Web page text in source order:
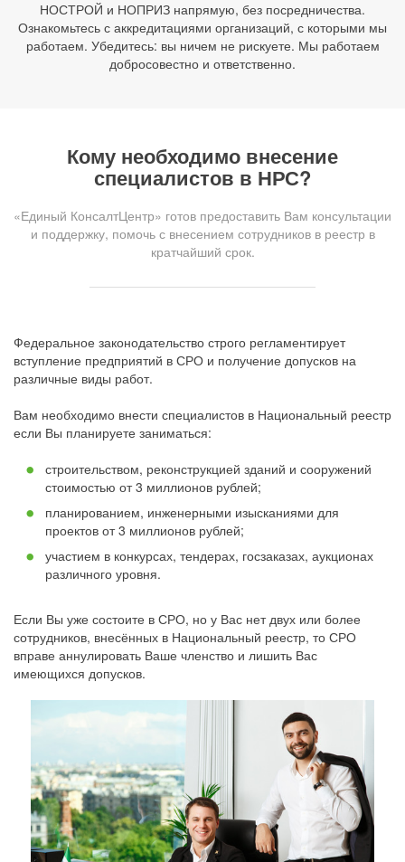
НОСТРОЙ и НОПРИЗ напрямую, без посредничества.
Ознакомьтесь с аккредитациями организаций, с которыми мы
работаем. Убедитесь: вы ничем не рискуете. Мы работаем
добросовестно и ответственно.
Кому необходимо внесение
специалистов в НРС?
«Единый КонсалтЦентр» готов предоставить Вам консультации
и поддержку, помочь с внесением сотрудников в реестр в
кратчайший срок.
Федеральное законодательство строго регламентирует
вступление предприятий в СРО и получение допусков на
различные виды работ.
Вам необходимо внести специалистов в Национальный реестр
если Вы планируете заниматься:
строительством, реконструкцией зданий и сооружений
стоимостью от 3 миллионов рублей;
планированием, инженерными изысканиями для
проектов от 3 миллионов рублей;
участием в конкурсах, тендерах, госзаказах, аукционах
различного уровня.
Если Вы уже состоите в СРО, но у Вас нет двух или более
сотрудников, внесённых в Национальный реестр, то СРО
вправе аннулировать Ваше членство и лишить Вас
имеющихся допусков.